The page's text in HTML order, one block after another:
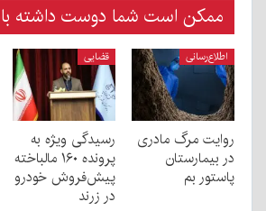
ممکن است شما دوست داشته
اطلاع‌رسانی
روایت مرگ مادری
در بیمارستان
پاستور بم
قضایی
رسیدگی ویژه به
پرونده ۱۶۰ مالباخته
پیش‌فروش خودرو
در زرند